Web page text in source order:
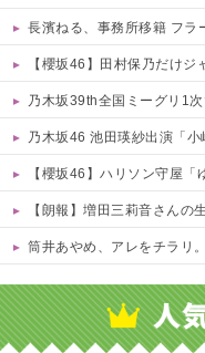
長濱ねる、事務所移籍 フラ
【櫻坂46】田村保乃だけジ
乃木坂39th全国ミーグリ1次で免除
乃木坂46 池田瑛紗出演「小峠英二のな
【櫻坂46】ハリソン守屋「
【朗報】増田三莉音さん
筒井あやめ、アレをチラリ